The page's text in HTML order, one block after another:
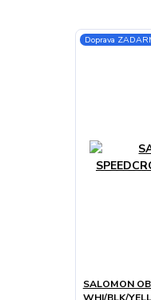
Doprava
SALOMON
WHI/BLK/YELL